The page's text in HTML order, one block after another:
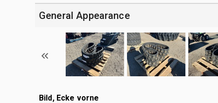
General Appearance
Bild, Ecke vorne